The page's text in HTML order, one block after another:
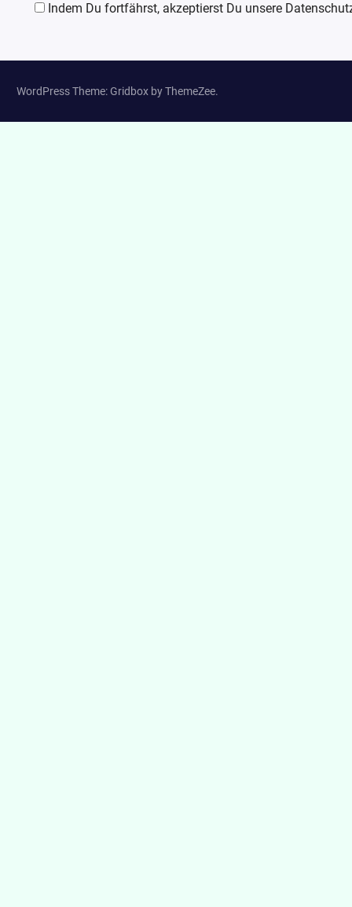
Indem Du fortfährst, akzeptierst Du unsere
WordPress Theme: Gridbox by ThemeZee.